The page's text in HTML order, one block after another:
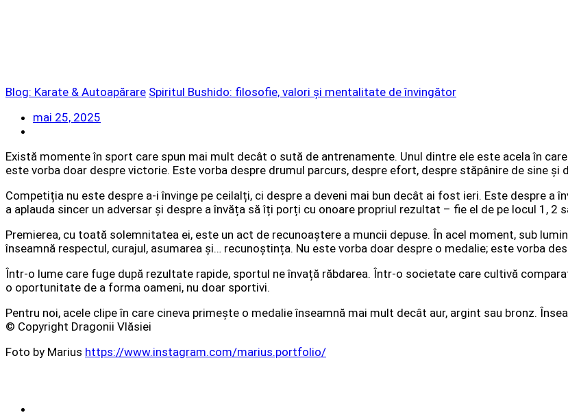
Blog: Karate & Autoapărare Spiritul Bushido: filosofie, valori și mentalitate de învingător
mai 25, 2025
Există momente în sport care spun mai mult decât o sută de antrenamente. Unul dintre ele este acela în
este vorba doar despre victorie. Este vorba despre drumul parcurs, despre efort, despre stăpânire de sine și
Competiția nu este despre a-i învinge pe ceilalți, ci despre a deveni mai bun decât ai fost ieri. Este despre
a aplauda sincer un adversar și despre a învăța să îți porți cu onoare propriul rezultat – fie el de pe locul 1, 2
Premierea, cu toată solemnitatea ei, este un act de recunoaștere a muncii depuse. În acel moment, sub
înseamnă respectul, curajul, asumarea și… recunoștința. Nu este vorba doar despre o medalie; este vorba
Într-o lume care fuge după rezultate rapide, sportul ne învață răbdarea. Într-o societate care cultivă
o oportunitate de a forma oameni, nu doar sportivi.
Pentru noi, acele clipe în care cineva primește o medalie înseamnă mai mult decât aur, argint sau bronz.
© Copyright Dragonii Vlăsiei
Foto by Marius https://www.instagram.com/marius.portfolio/